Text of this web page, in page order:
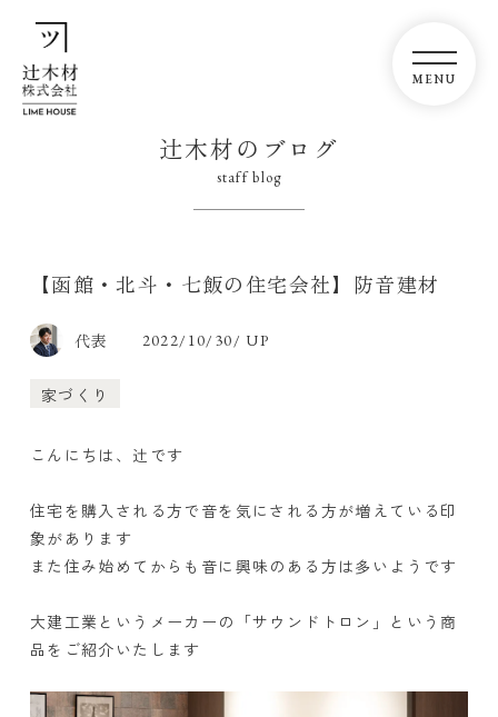
辻木材のブログ
staff blog
【函館・北斗・七飯の住宅会社】防音建材
代表 2022/10/30/ UP
家づくり
こんにちは、辻です
住宅を購入される方で音を気にされる方が増えている印
象があります
また住み始めてからも音に興味のある方は多いようです
大建工業というメーカーの「サウンドトロン」という商
品をご紹介いたします